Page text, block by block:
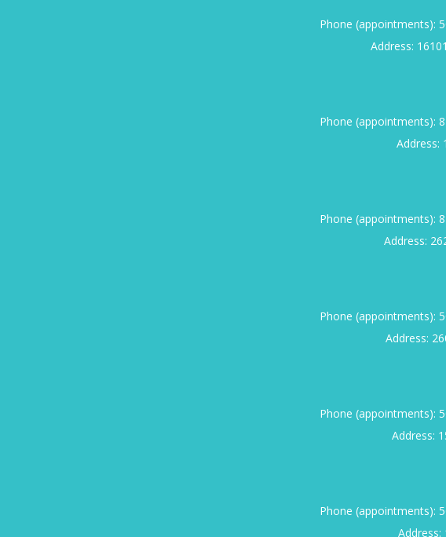
Phone (appointments):
Address:
Phone (appointments):
Address:
Phone (appointments):
Address:
Phone (appointments):
Address:
Phone (appointments):
Address:
Phone (appointments):
Address: